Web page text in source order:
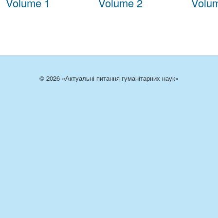
© 2026 «Актуальні питання гуманітарних наук»